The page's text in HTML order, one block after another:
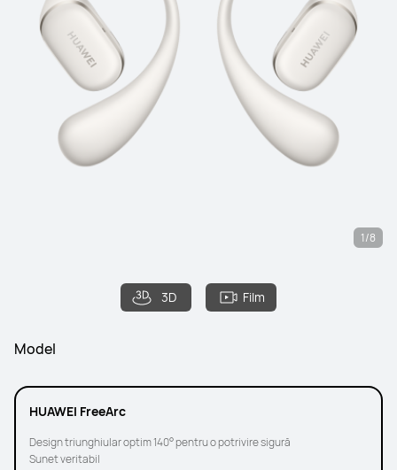
3D Film
1/8
Model
HUAWEI FreeArc
Design triunghiular optim 140° pentru o potrivire sigură
Sunet veritabil